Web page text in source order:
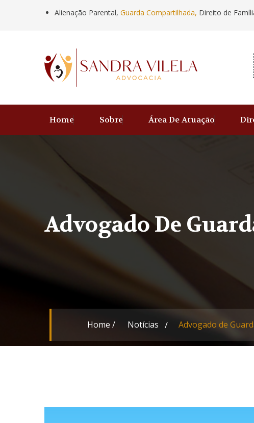
Alienação Parental, Guarda Compartilhada, Direito de
Home Sobre Área De Atuação
Advogado De
Home / Notícias Advogado de